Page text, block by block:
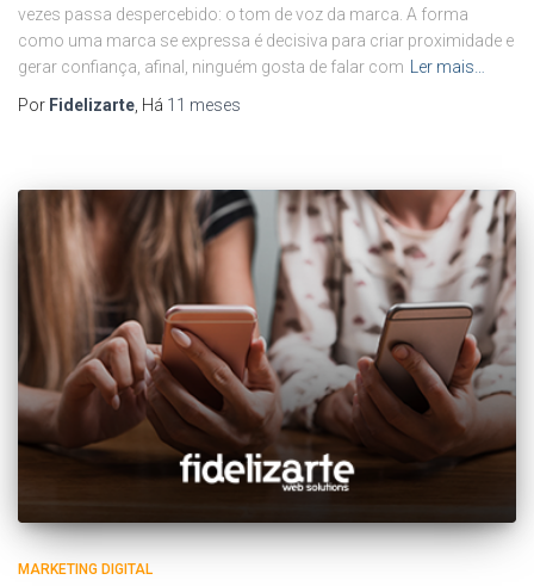
vezes passa despercebido: o tom de voz da marca. A forma
como uma marca se expressa é decisiva para criar proximidade e
gerar confiança, afinal, ninguém gosta de falar com
Ler mais…
Por Fidelizarte , Há 11 meses
MARKETING DIGITAL